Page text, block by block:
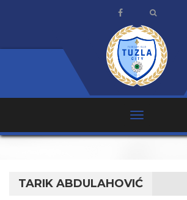
TARIK ABDULAHOVIĆ